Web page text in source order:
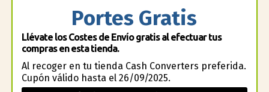
Portes Gratis
Llévate los Costes de Envío gratis al efectuar tus
compras en esta tienda.
Al recoger en tu tienda Cash Converters preferida.
Cupón válido hasta el 26/09/2025.